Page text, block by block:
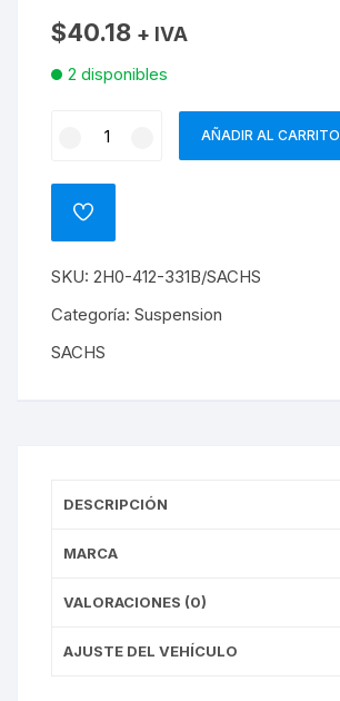
$40.18 + IVA
2 disponibles
SUPERIOR
DELANTERO
AMAROK
cantidad
AÑADIR AL CARRITO
ADD
SKU: 2H0-412-331B/SACHS
Categoría: Suspension
SACHS
DESCRIPCIÓN
MARCA
VALORACIONES (0)
AJUSTE DEL VEHÍCULO